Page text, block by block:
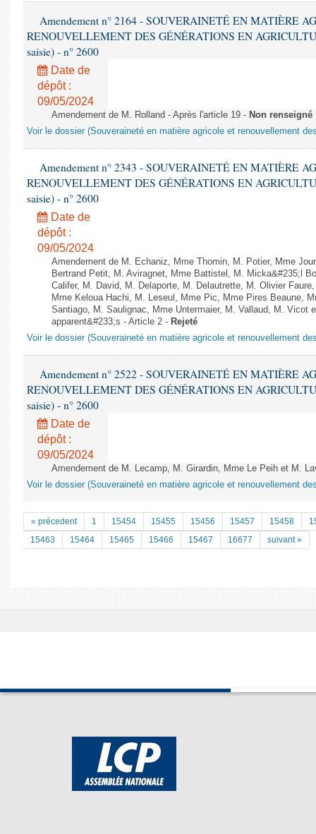
Amendement n° 2164 - SOUVERAINETÉ EN MATIÈRE
RENOUVELLEMENT DES GÉNÉRATIONS EN
saisie) - n° 2600
Date de
dépôt :
09/05/2024
Amendement de M. Rolland - Après l'article 19 - Non renseigné
Voir le dossier (Souveraineté en matière agricole et renouvellement
Amendement n° 2343 - SOUVERAINETÉ EN MATIÈRE
RENOUVELLEMENT DES GÉNÉRATIONS EN
saisie) - n° 2600
Date de
dépôt :
09/05/2024
Amendement de M. Echaniz, Mme Thomin, M. Potier, Mme
Bertrand Petit, M. Aviragnet, Mme Battistel, M. Micka&#235;l
Califer, M. David, M. Delaporte, M. Delautrette, M. Olivier
Mme Keloua Hachi, M. Leseul, Mme Pic, Mme Pires Beaune,
Santiago, M. Saulignac, Mme Untermaier, M. Vallaud, M. Vicot
apparent&#233;s - Article 2 - Rejeté
Voir le dossier (Souveraineté en matière agricole et renouvellement
Amendement n° 2522 - SOUVERAINETÉ EN MATIÈRE
RENOUVELLEMENT DES GÉNÉRATIONS EN
saisie) - n° 2600
Date de
dépôt :
09/05/2024
Amendement de M. Lecamp, M. Girardin, Mme Le Peih et M.
Voir le dossier (Souveraineté en matière agricole et renouvellement
« précedent 1 15454 15455 15456 15457 15458
15463
15464 15465 15466 15467 16677 suivant »